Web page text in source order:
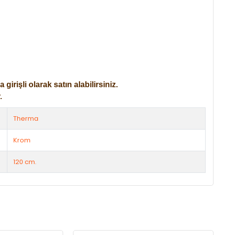
girişli olarak satın alabilirsiniz.
Therma
Krom
120 cm.